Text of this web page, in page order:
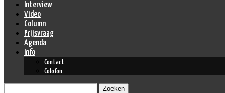
Interview
Video
Column
Prijsvraag
Agenda
Info
Contact
Colofon
Zoeken